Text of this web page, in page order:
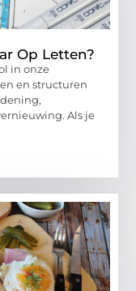
Op Letten?
in onze
en structuren
Als je